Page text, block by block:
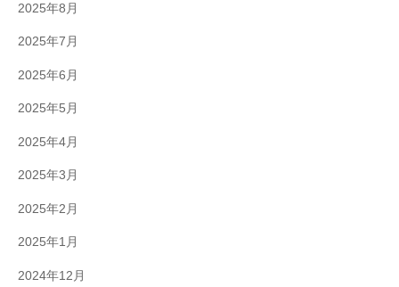
2025年8月
2025年7月
2025年6月
2025年5月
2025年4月
2025年3月
2025年2月
2025年1月
2024年12月